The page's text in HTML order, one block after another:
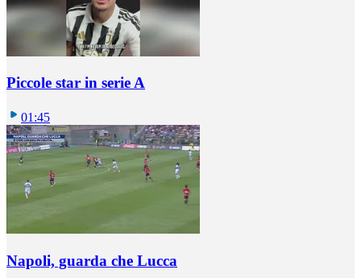
Piccole star in serie A
01:45
Napoli, guarda che Lucca